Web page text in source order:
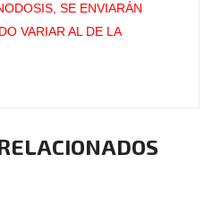
SE ENVIARÁN
VARIAR AL DE LA